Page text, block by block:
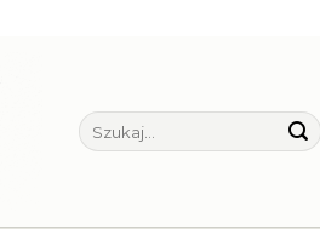
Szukaj: